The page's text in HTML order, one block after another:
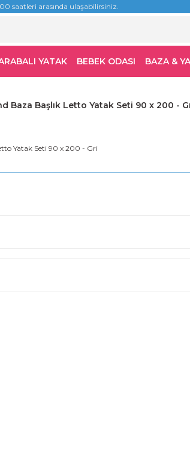
saatleri arasında ulaşabilirsiniz.
YATAK BEBEK ODASI BAZA &
Baza Başlık Letto Yatak Seti 90 x 200 -